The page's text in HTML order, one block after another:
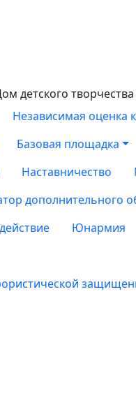
детского
Независимая оценка
Базовая площадка
Наставничество
дополнительного
Юнармия